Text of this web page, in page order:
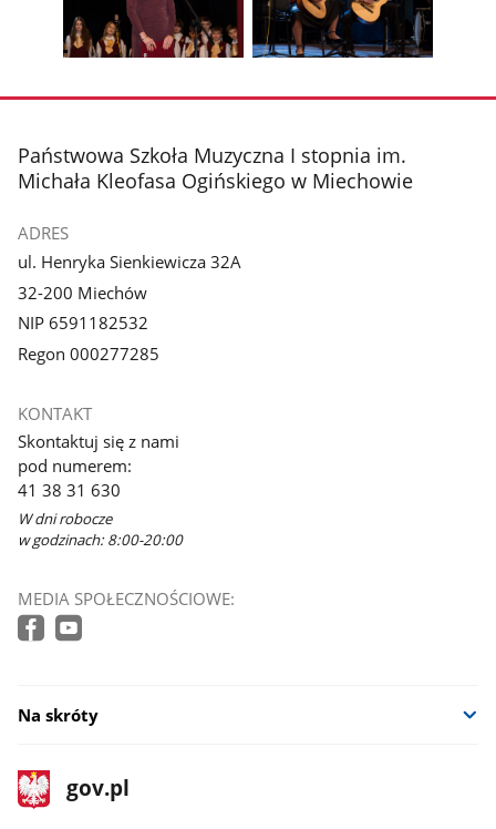
zdjęcia
galerii.
galerii.
zdjęcie
galerii.
zdjęcie
galerii.
stopka
Państwowa Szkoła Muzyczna I stopnia im.
Michała Kleofasa Ogińskiego w Miechowie
ADRES
ul. Henryka Sienkiewicza 32A
32-200 Miechów
NIP 6591182532
Regon 000277285
KONTAKT
Skontaktuj się z nami
pod numerem:
41 38 31 630
W dni robocze
w godzinach: 8:00-20:00
MEDIA SPOŁECZNOŚCIOWE:
Na skróty
stopka
gov.pl
Strona
gov.pl